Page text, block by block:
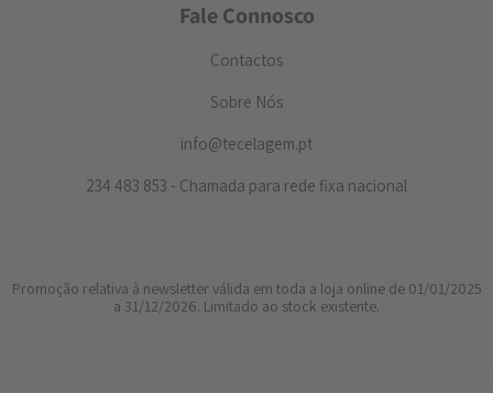
Fale Connosco
Contactos
Sobre Nós
info@tecelagem.pt
234 483 853 - Chamada para rede fixa nacional
Promoção relativa à newsletter válida em toda a loja online de 01/01/2025
a 31/12/2026. Limitado ao stock existente.